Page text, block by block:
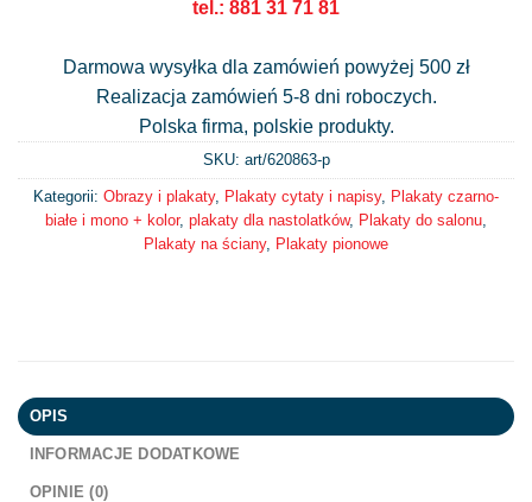
tel.: 881 31 71 81
Darmowa wysyłka dla zamówień powyżej 500 zł
Realizacja zamówień 5-8 dni roboczych.
Polska firma, polskie produkty.
SKU: art/620863-p
Kategorii: Obrazy i plakaty, Plakaty cytaty i napisy, Plakaty czarno-
białe i mono + kolor, plakaty dla nastolatków, Plakaty do salonu
Plakaty na ściany, Plakaty pionowe
OPIS
INFORMACJE DODATKOWE
OPINIE (0)